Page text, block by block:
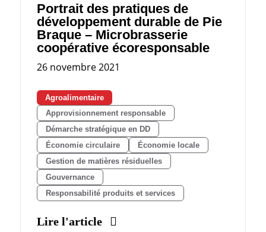
Portrait des pratiques de
développement durable de Pie
Braque – Microbrasserie
coopérative écoresponsable
26 novembre 2021
Agroalimentaire
Approvisionnement responsable
Démarche stratégique en DD
Économie circulaire
Économie locale
Gestion de matières résiduelles
Gouvernance
Responsabilité produits et services
Lire l'article